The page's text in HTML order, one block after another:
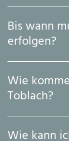
Rezeption
Anfrage auch
Bis wann
erfolgen?
Wie
Toblach?
dem eigenen
Wie kann